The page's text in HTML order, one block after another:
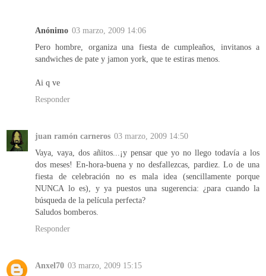
Anónimo 03 marzo, 2009 14:06
Pero hombre, organiza una fiesta de cumpleaños, invitanos a
sandwiches de pate y jamon york, que te estiras menos.
Ai q ve
Responder
juan ramón carneros 03 marzo, 2009 14:50
Vaya, vaya, dos añitos...¡y pensar que yo no llego todavía a los
dos meses! En-hora-buena y no desfallezcas, pardiez. Lo de una
fiesta de celebración no es mala idea (sencillamente porque
NUNCA lo es), y ya puestos una sugerencia: ¿para cuando la
búsqueda de la película perfecta?
Saludos bomberos.
Responder
Anxel70 03 marzo, 2009 15:15